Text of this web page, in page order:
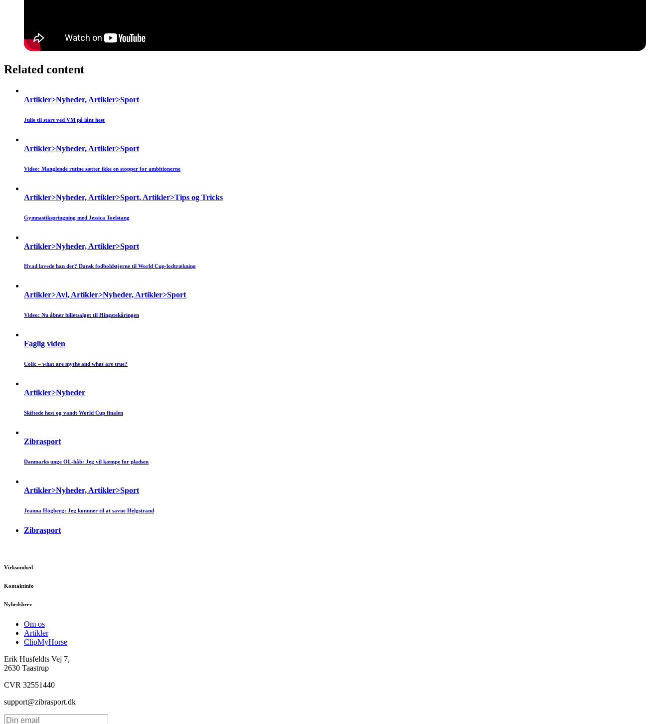
Related content
Artikler>Nyheder, Artikler>Sport
Julie til start ved VM på lånt hest
Artikler>Nyheder, Artikler>Sport
Video: Manglende rutine sætter ikke en stopper for ambitionerne
Artikler>Nyheder, Artikler>Sport, Artikler>Tips og Tricks
Gymnastikspringning med Jessica Toelstang
Artikler>Nyheder, Artikler>Sport
Hvad lavede han der? Dansk fodboldstjerne til World Cup-lodtrækning
Artikler>Avl, Artikler>Nyheder, Artikler>Sport
Video: Nu åbner billetsalget til Hingstekåringen
Faglig viden
Colic – what are myths and what are true?
Artikler>Nyheder
Skiftede hest og vandt World Cup finalen
Zibrasport
Danmarks unge OL-håb: Jeg vil kæmpe for pladsen
Artikler>Nyheder, Artikler>Sport
Jeanna Högberg: Jeg kommer til at savne Helgstrand
Zibrasport
Virksomhed
Kontaktinfo
Nyhedsbrev
Om os
Artikler
ClipMyHorse
Erik Husfeldts Vej 7,
2630 Taastrup
CVR 32551440
support@zibrasport.dk